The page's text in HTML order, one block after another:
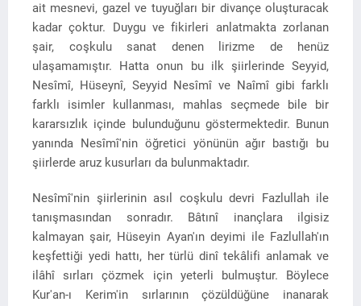
ait mesnevi, gazel ve tuyuğları bir divançe oluşturacak
kadar çoktur. Duygu ve fikirleri anlatmakta zorlanan
şair, coşkulu sanat denen lirizme de henüz
ulaşamamıştır. Hatta onun bu ilk şiirlerinde Seyyid,
Nesîmî, Hüseynî, Seyyid Nesîmî ve Naîmî gibi farklı
farklı isimler kullanması, mahlas seçmede bile bir
kararsızlık içinde bulunduğunu göstermektedir. Bunun
yanında Nesîmî'nin öğretici yönünün ağır bastığı bu
şiirlerde aruz kusurları da bulunmaktadır.
Nesîmî'nin şiirlerinin asıl coşkulu devri Fazlullah ile
tanışmasından sonradır. Bâtınî inançlara ilgisiz
kalmayan şair, Hüseyin Ayan'ın deyimi ile Fazlullah'ın
keşfettiği yedi hattı, her türlü dinî tekâlifi anlamak ve
ilâhî sırları çözmek için yeterli bulmuştur. Böylece
Kur'an-ı Kerim'in sırlarının çözüldüğüne inanarak